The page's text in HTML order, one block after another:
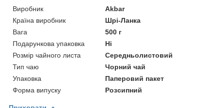
Виробник
Akbar
Країна виробник
Шрі-Ланка
Вага
500 г
Подарункова упаковка
Ні
Розмір чайного листа
Середньолистовий
Тип чаю
Чорний чай
Упаковка
Паперовий пакет
Форма випуску
Розсипний